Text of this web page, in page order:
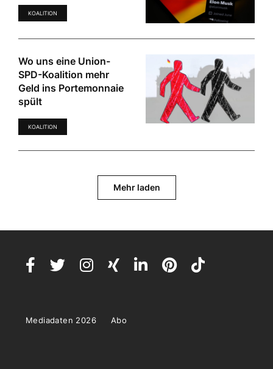
KOALITION
Wo uns eine Union-
SPD-Koalition mehr
Geld ins Portemonnaie
spült
KOALITION
Mehr laden
Mediadaten 2026 Abo